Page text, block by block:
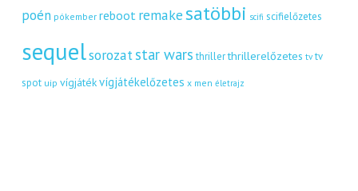
poén pókember reboot remakesatöbbi scifi scifielőzetes
sequelsorozatstar wars thriller thrillerelőzetes tv tv
spot uip vígjátékvígjátékelőzetes x men életrajz